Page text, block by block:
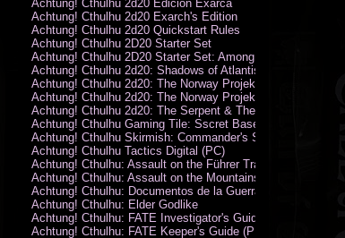
Achtung! Cthulhu 2d20 Edición Exarca
Achtung! Cthulhu 2d20 Exarch's Edition
Achtung! Cthulhu 2d20 Quickstart Rules
Achtung! Cthulhu 2D20 Starter Set
Achtung! Cthulhu 2D20 Starter Set: Among the Wolves (PDF)
Achtung! Cthulhu 2d20: Shadows of Atlantis
Achtung! Cthulhu 2d20: The Norway Projekt
Achtung! Cthulhu 2d20: The Norway Projekt (PDF)
Achtung! Cthulhu 2d20: The Serpent & The Sands
Achtung! Cthulhu Gaming Tile: Sscret Base & Icy Ruins
Achtung! Cthulhu Skirmish: Commander's Set
Achtung! Cthulhu Tactics Digital (PC)
Achtung! Cthulhu: Assault on the Führer Train
Achtung! Cthulhu: Assault on the Mountains of Madness
Achtung! Cthulhu: Documentos de la Guerra Secreta
Achtung! Cthulhu: Elder Godlike
Achtung! Cthulhu: FATE Investigator's Guide (PDF)
Achtung! Cthulhu: FATE Keeper's Guide (PDF)